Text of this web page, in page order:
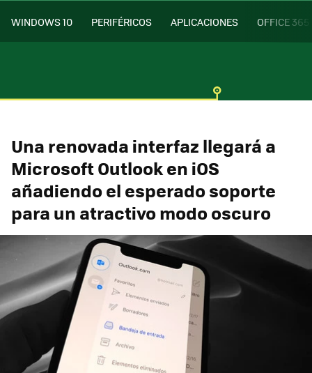
WINDOWS 10 PERIFÉRICOS APLICACIONES OFFICE 365
Una renovada interfaz llegará a
Microsoft Outlook en iOS
añadiendo el esperado soporte
para un atractivo modo oscuro